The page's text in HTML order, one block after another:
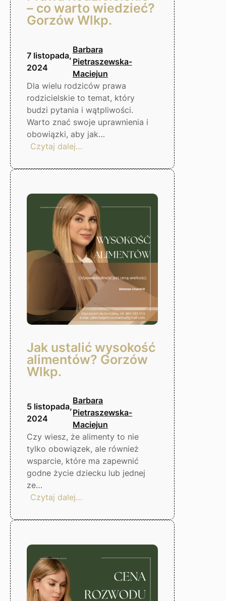
– co warto wiedzieć?
Gorzów Wlkp.
7 listopada,
2024
Barbara
Pietraszewska-
Maciejun
Dla wielu rodziców prawa
rodzicielskie to temat, który
budzi pytania i wątpliwości.
Warto znać swoje uprawnienia i
obowiązki, aby jak…
Czytaj dalej…
Rodzicielskie
co
warto
wiedzieć?
Gorzów
Wlkp.
Jak ustalić wysokość
alimentów? Gorzów
Wlkp.
5 listopada,
2024
Barbara
Pietraszewska-
Maciejun
Czy wiesz, że alimenty to nie
tylko obowiązek, ale również
wsparcie, które ma zapewnić
godne życie dziecku lub jednej
ze…
Czytaj dalej…
ustalić
alimentów?
Gorzów